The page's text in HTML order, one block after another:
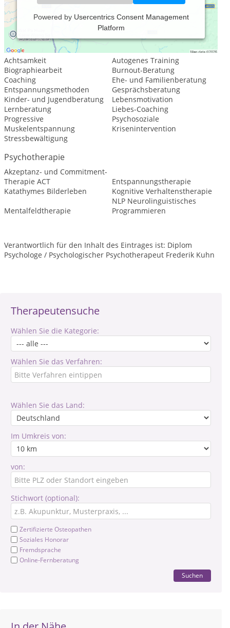
Therapeutensuche
Wählen Sie die Kategorie:
Wählen Sie das Verfahren:
Wählen Sie das Land:
Im Umkreis von:
von:
Stichwort (optional):
Zertifizierte Osteopathen
Soziales Honorar
Fremdsprache
Online-Fernberatung
Suchen
Powered by Usercentrics Consent Management
Platform
Leistungsspektrum:
Psychologische Beratung
Achtsamkeit
Autogenes Training
Biographiearbeit
Burnout-Beratung
Coaching
Ehe- und Familienberatung
Entspannungsmethoden
Gesprächsberatung
Kinder- und Jugendberatung
Lebensmotivation
Lernberatung
Liebes-Coaching
Progressive
Muskelentspannung
Psychosoziale
Krisenintervention
Stressbewältigung
Psychotherapie
Akzeptanz- und Commitment-
Therapie ACT
Entspannungstherapie
Katathymes Bilderleben
Kognitive Verhaltenstherapie
Mentalfeldtherapie
NLP Neurolinguistisches
Programmieren
Verantwortlich für den Inhalt des Eintrages ist: Diplom
Psychologe / Psychologischer Psychotherapeut Frederik Kuhn